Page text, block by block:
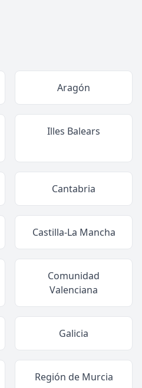
Aragón
Illes Balears
Cantabria
Castilla-La Mancha
Comunidad
Valenciana
Galicia
Región de Murcia